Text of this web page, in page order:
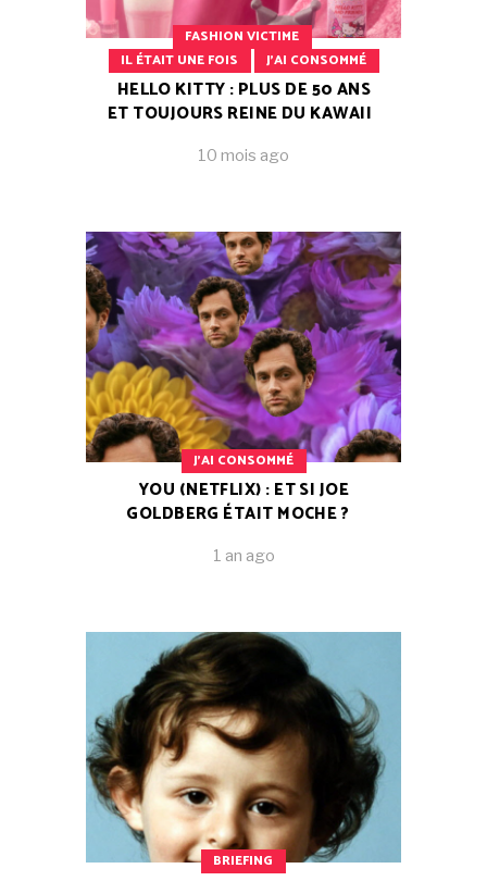
FASHION VICTIME
IL ÉTAIT UNE FOIS
J'AI CONSOMMÉ
HELLO KITTY : PLUS DE 50 ANS
ET TOUJOURS REINE DU KAWAII
10 mois ago
J'AI CONSOMMÉ
YOU (NETFLIX) : ET SI JOE
GOLDBERG ÉTAIT MOCHE ?
1 an ago
BRIEFING